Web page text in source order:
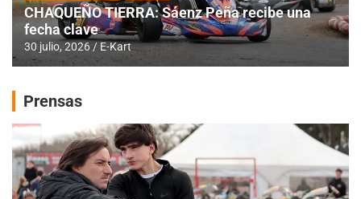
CHAQUEÑO TIERRA: Sáenz Peña recibe una
fecha clave
30 julio, 2026 E-Kart
Prensas